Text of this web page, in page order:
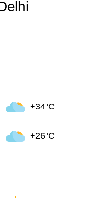
+34°C
+26°C